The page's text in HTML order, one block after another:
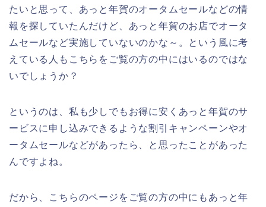
たいと思って、あっと年賀のオータムセールなどの情
報を探していたんだけど、あっと年賀のお店でオータ
ムセールなど実施していないのかな～。という風に考
えている人もこちらをご覧の方の中にはいるのではな
いでしょうか？
というのは、私も少しでもお得に安くあっと年賀のサ
ービスに申し込みできるような割引キャンペーンやオ
ータムセールなどがあったら、と思ったことがあった
んですよね。
だから、こちらのページをご覧の方の中にもあっと年